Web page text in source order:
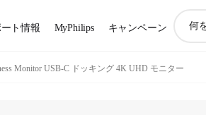
ト情報 MyPhilips キャンペーン
Monitor USB-C ドッキング 4K UHD モニター